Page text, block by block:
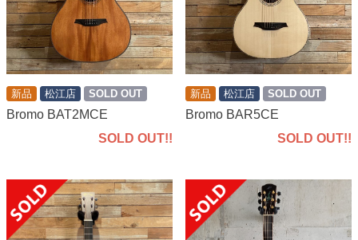
新品 松江店 SOLD OUT
Bromo BAT2MCE
SOLD OUT!!
新品 松江店 SOLD OUT
Bromo BAR5CE
SOLD OUT!!